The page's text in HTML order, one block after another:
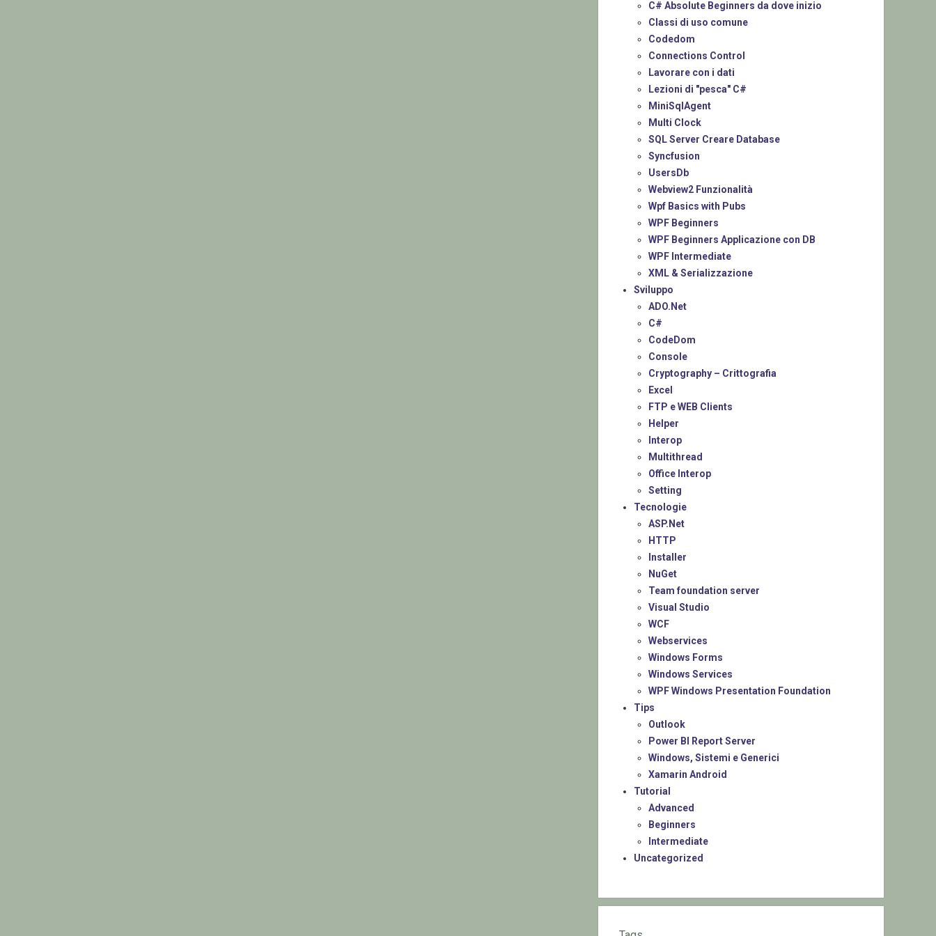
C# Absolute Beginners da dove inizio
Classi di uso comune
Codedom
Connections Control
Lavorare con i dati
Lezioni di "pesca" C#
MiniSqlAgent
Multi Clock
SQL Server Creare Database
Syncfusion
UsersDb
Webview2 Funzionalità
Wpf Basics with Pubs
WPF Beginners
WPF Beginners Applicazione con DB
WPF Intermediate
XML & Serializzazione
Sviluppo
ADO.Net
C#
CodeDom
Console
Cryptography – Crittografia
Excel
FTP e WEB Clients
Helper
Interop
Multithread
Office Interop
Setting
Tecnologie
ASP.Net
HTTP
Installer
NuGet
Team foundation server
Visual Studio
WCF
Webservices
Windows Forms
Windows Services
WPF Windows Presentation Foundation
Tips
Outlook
Power BI Report Server
Windows, Sistemi e Generici
Xamarin Android
Tutorial
Advanced
Beginners
Intermediate
Uncategorized